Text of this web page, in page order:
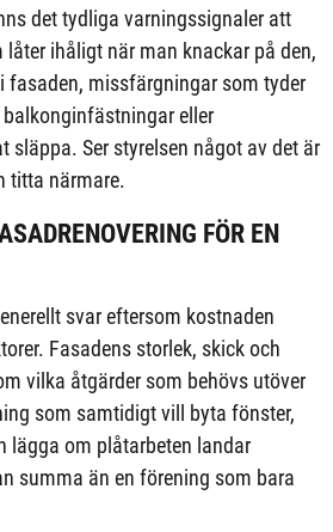
det tydliga varningssignaler att
ihåligt när man knackar på den,
fasaden, missfärgningar som tyder
eller
släppa. Ser styrelsen något av det är
titta närmare.
FÖR EN
svar eftersom kostnaden
Fasadens storlek, skick och
vilka åtgärder som behövs utöver
som samtidigt vill byta fönster,
lägga om plåtarbeten landar
summa än en förening som bara